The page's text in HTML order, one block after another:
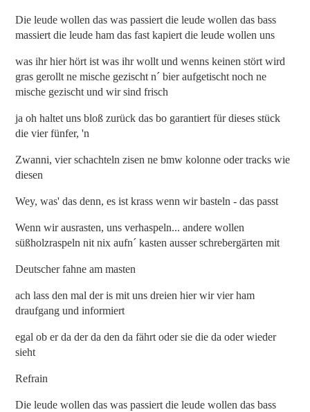
Die leude wollen das was passiert die leude wollen das bass
massiert die leude ham das fast kapiert die leude wollen uns
was ihr hier hört ist was ihr wollt und wenns keinen stört wird
gras gerollt ne mische gezischt n´ bier aufgetischt noch ne
mische gezischt und wir sind frisch
ja oh haltet uns bloß zurück das bo garantiert für dieses stück
die vier fünfer, 'n
Zwanni, vier schachteln zisen ne bmw kolonne oder tracks wie
diesen
Wey, was' das denn, es ist krass wenn wir basteln - das passt
Wenn wir ausrasten, uns verhaspeln... andere wollen
süßholzraspeln nit nix aufn´ kasten ausser schrebergärten mit
Deutscher fahne am masten
ach lass den mal der is mit uns dreien hier wir vier ham
draufgang und informiert
egal ob er da der da den da fährt oder sie die da oder wieder
sieht
Refrain
Die leude wollen das was passiert die leude wollen das bass